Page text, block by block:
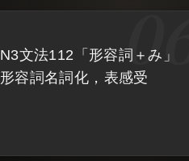
N3文法112「形容詞＋み」
形容詞名詞化，表感受